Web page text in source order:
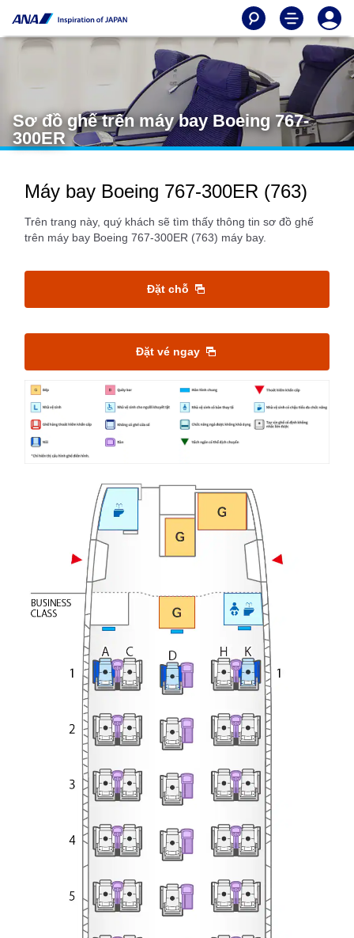
Sơ đồ ghế trên máy bay Boeing 767-
300ER
Máy bay Boeing 767-300ER (763)
Trên trang này, quý khách sẽ tìm thấy thông tin sơ đồ ghế
trên máy bay Boeing 767-300ER (763) máy bay.
Đặt chỗ
Đặt vé ngay